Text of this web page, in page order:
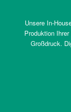
Unsere In-
Produktion
Großdruck.